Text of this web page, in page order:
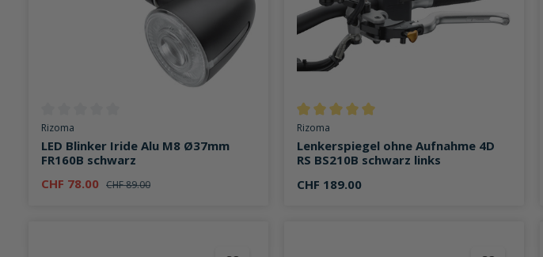
Durchschnittliche Bewertung von 0 von 5 Sternen
Rizoma
LED Blinker Iride Alu M8 Ø37mm
FR160B schwarz
CHF 78.00 CHF 89.00
Durchschnittliche Bewertung von 5 von 5 Sternen
Rizoma
Lenkerspiegel ohne Aufnahme 4D
RS BS210B schwarz links
CHF 189.00